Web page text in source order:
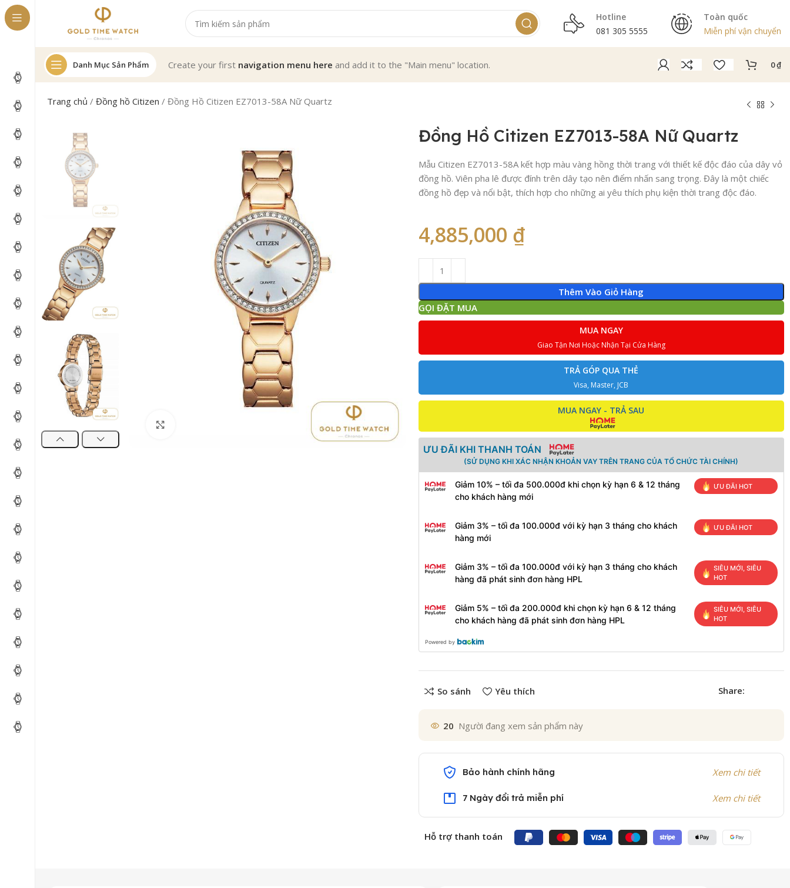
Hotline
081 305 5555
Toàn quốc
Miễn phí vận chuyển
Danh Mục Sản Phẩm Create your first navigation menu here and add it to the "Main menu" location. 0₫
Trang chủ /Đồng hồ Citizen /Đồng Hồ Citizen EZ7013-58A Nữ Quartz
Đồng Hồ Citizen EZ7013-58A Nữ Quartz
Mẫu Citizen EZ7013-58A kết hợp màu vàng hồng thời trang với thiết kế độc đáo của dây vỏ
đồng hồ. Viên pha lê được đính trên dây tạo nên điểm nhấn sang trọng. Đây là một chiếc
đồng hồ đẹp và nổi bật, thích hợp cho những ai yêu thích phụ kiện thời trang độc đáo.
4,885,000 ₫
Thêm Vào Giỏ Hàng
GỌI ĐẶT MUA
MUA NGAY
Giao Tận Nơi Hoặc Nhận Tại Cửa Hàng
TRẢ GÓP QUA THẺ
Visa, Master, JCB
MUA NGAY - TRẢ SAU
ƯU ĐÃI KHI THANH TOÁN
(SỬ DỤNG KHI XÁC NHẬN KHOẢN VAY TRÊN TRANG CỦA TỔ CHỨC TÀI CHÍNH)
Giảm 10% – tối đa 500.000đ khi chọn kỳ hạn 6 & 12 tháng
cho khách hàng mới
ƯU ĐÃI HOT
Giảm 3% – tối đa 100.000đ với kỳ hạn 3 tháng cho khách
hàng mới
ƯU ĐÃI HOT
Giảm 3% – tối đa 100.000đ với kỳ hạn 3 tháng cho khách
hàng đã phát sinh đơn hàng HPL
SIÊU MỚI, SIÊU
HOT
Giảm 5% – tối đa 200.000đ khi chọn kỳ hạn 6 & 12 tháng
cho khách hàng đã phát sinh đơn hàng HPL
SIÊU MỚI, SIÊU
HOT
Powered by
So sánh Yêu thích Share:
20 Người đang xem sản phẩm này
Bảo hành chính hãng Xem chi tiết
7 Ngày đổi trả miễn phí Xem chi tiết
Hỗ trợ thanh toán